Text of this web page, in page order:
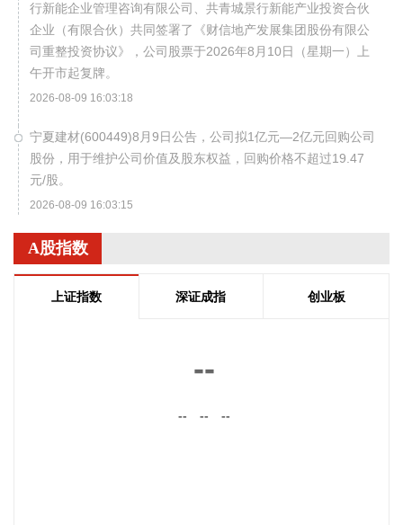
行新能企业管理咨询有限公司、共青城景行新能产业投资合伙
企业（有限合伙）共同签署了《财信地产发展集团股份有限公
司重整投资协议》，公司股票于2026年8月10日（星期一）上
午开市起复牌。
2026-08-09 16:03:18
宁夏建材(600449)8月9日公告，公司拟1亿元—2亿元回购公司
股份，用于维护公司价值及股东权益，回购价格不超过19.47
元/股。
2026-08-09 16:03:15
摩尔线程(688795)8月9日公告，公司拟发行境外上市外资股
（H股）股票并申请在香港联合交易所有限公司主板挂牌上
实现营业收入13.12亿元，同比增长0.39%；归属于上市公司股
0.0549元。公司拟每10股派发现金红利0.25元(含税)。
A股指数
上证指数 深证成指 创业板
--
-- -- --